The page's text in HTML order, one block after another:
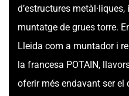
d’estructures
muntatge de grues torre.
Lleida com a muntador i
la francesa POTAIN,
oferir més endavant ser